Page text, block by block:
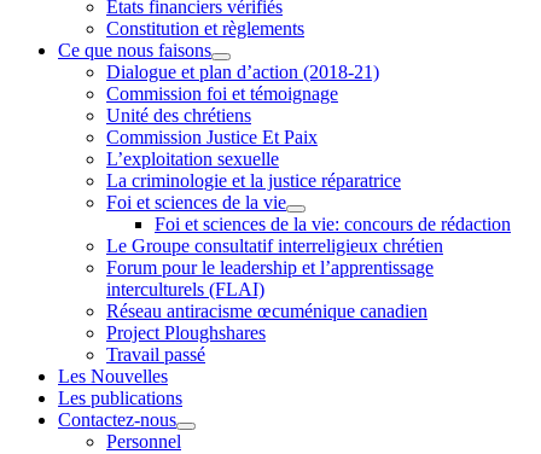
États financiers vérifiés
Constitution et règlements
Ce que nous faisons
Dialogue et plan d’action (2018-21)
Commission foi et témoignage
Unité des chrétiens
Commission Justice Et Paix
L’exploitation sexuelle
La criminologie et la justice réparatrice
Foi et sciences de la vie
Foi et sciences de la vie: concours de rédaction
Le Groupe consultatif interreligieux chrétien
Forum pour le leadership et l’apprentissage
interculturels (FLAI)
Réseau antiracisme œcuménique canadien
Project Ploughshares
Travail passé
Les Nouvelles
Les publications
Contactez-nous
Personnel